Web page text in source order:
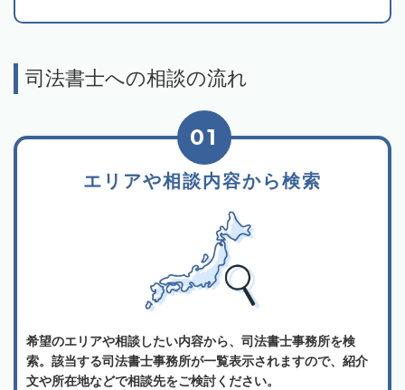
司法書士への相談の流れ
エリアや相談内容から検索
01
希望のエリアや相談したい内容から、司法書士事務所を検
索。該当する司法書士事務所が一覧表示されますので、紹介
文や所在地などで相談先をご検討ください。